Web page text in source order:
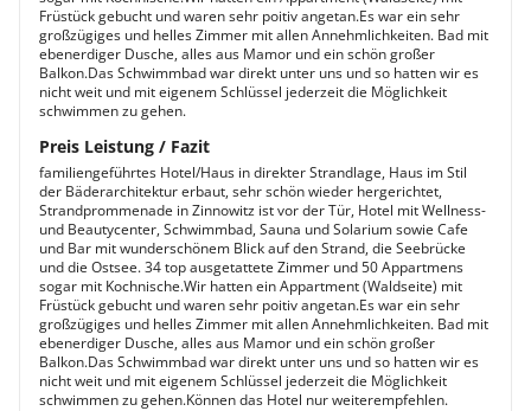
Früstück gebucht und waren sehr poitiv angetan.Es war ein sehr
großzügiges und helles Zimmer mit allen Annehmlichkeiten. Bad mit
ebenerdiger Dusche, alles aus Mamor und ein schön großer
Balkon.Das Schwimmbad war direkt unter uns und so hatten wir es
nicht weit und mit eigenem Schlüssel jederzeit die Möglichkeit
schwimmen zu gehen.
Preis Leistung / Fazit
familiengeführtes Hotel/Haus in direkter Strandlage, Haus im Stil
der Bäderarchitektur erbaut, sehr schön wieder hergerichtet,
Strandprommenade in Zinnowitz ist vor der Tür, Hotel mit Wellness-
und Beautycenter, Schwimmbad, Sauna und Solarium sowie Cafe
und Bar mit wunderschönem Blick auf den Strand, die Seebrücke
und die Ostsee. 34 top ausgetattete Zimmer und 50 Appartmens
sogar mit Kochnische.Wir hatten ein Appartment (Waldseite) mit
Früstück gebucht und waren sehr poitiv angetan.Es war ein sehr
großzügiges und helles Zimmer mit allen Annehmlichkeiten. Bad mit
ebenerdiger Dusche, alles aus Mamor und ein schön großer
Balkon.Das Schwimmbad war direkt unter uns und so hatten wir es
nicht weit und mit eigenem Schlüssel jederzeit die Möglichkeit
schwimmen zu gehen.Können das Hotel nur weiterempfehlen.